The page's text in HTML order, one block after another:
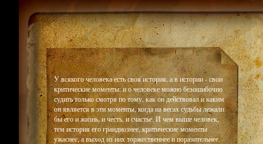
Historiar
У всякого человека есть своя история, а в истории - свои
критические моменты: и о человеке можно безошибочно
судить только смотря по тому, как он действовал и каким
он является в эти моменты, когда на весах судьбы лежали
бы его и жизнь, и честь, и счастье. И чем выше человек,
тем история его грандиознее, критические моменты
ужаснее, а выход из них торжественнее и поразительнее.